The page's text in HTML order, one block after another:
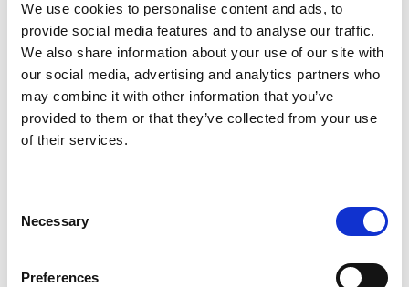
We use cookies to personalise content and ads, to
provide social media features and to analyse our traffic.
We also share information about your use of our site with
our social media, advertising and analytics partners who
may combine it with other information that you’ve
provided to them or that they’ve collected from your use
of their services.
Selection
Necessary
Preferences
Mesclar automaticamente:O Spoki
mesclará duplicatas sem a sua
intervenção, seguindo as regras de
desempate que você definir. Ideal para
quem confia na detecção do sistema e
quer máxima automação.
Mesclar apenas quando houver
automaticamente contatos duplicados